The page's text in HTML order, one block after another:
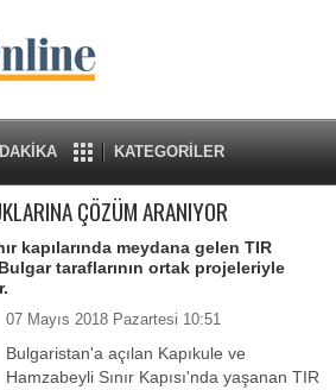
KATEGORİLER
ÇÖZÜM ARANIYOR
kapılarında meydana gelen TIR
taraflarının ortak projeleriyle
07 Mayıs 2018 Pazartesi 10:51
Bulgaristan'a açılan Kapıkule ve
Hamzabeyli Sınır Kapısı'nda yaşanan TIR